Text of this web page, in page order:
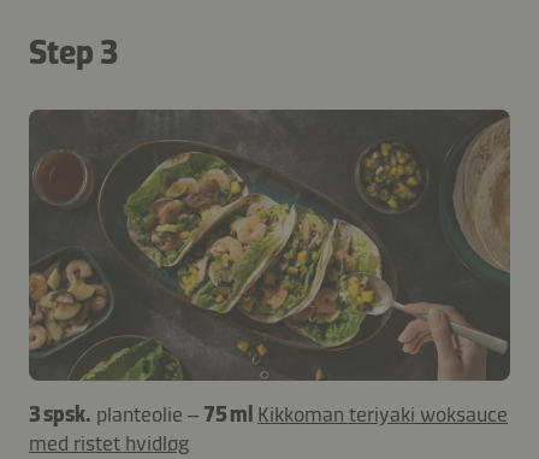
Step 3
3 spsk. planteolie – 75 ml Kikkoman teriyaki woksauce
med ristet hvidløg